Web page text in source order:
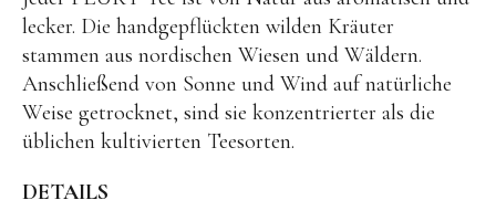
Kuscheltiere
Lernspiele
Holzspielzeug
GRIMM’S
lecker. Die handgepflückten wilden Kräuter
stammen aus nordischen Wiesen und Wäldern.
Anschließend von Sonne und Wind auf natürliche
Weise getrocknet, sind sie konzentrierter als die
üblichen kultivierten Teesorten.
DETAILS